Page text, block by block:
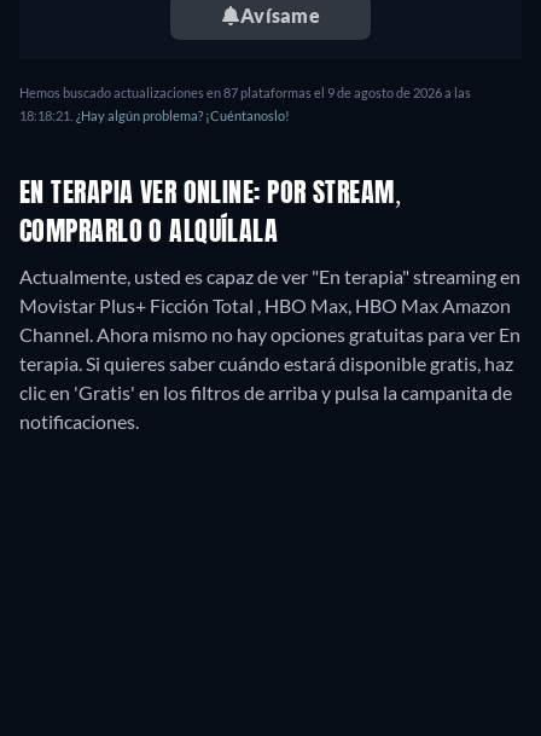
Avísame
Hemos buscado actualizaciones en87plataformas el 9 de agosto de 2026 a las
18:18:21
¿Hay algún problema? ¡Cuéntanoslo!
EN TERAPIA VER ONLINE: POR STREAM,
COMPRARLO O ALQUÍLALA
Actualmente, usted es capaz de ver "En terapia" streaming en
Movistar Plus+ Ficción Total , HBO Max, HBO Max Amazon
Channel. Ahora mismo no hay opciones gratuitas para ver En
terapia. Si quieres saber cuándo estará disponible gratis, haz
clic en 'Gratis' en los filtros de arriba y pulsa la campanita de
notificaciones.